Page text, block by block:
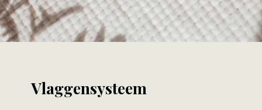
Vlaggensysteem